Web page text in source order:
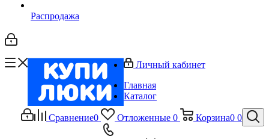
Распродажа
Сравнение0 Отложенные 0 Корзина0 0
Личный кабинет
Главная
Каталог